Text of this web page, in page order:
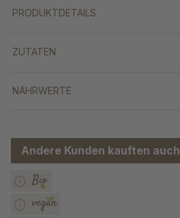
PRODUKTDETAILS
ZUTATEN
NÄHRWERTE
Andere Kunden kauften auch
Produktgalerie überspringen